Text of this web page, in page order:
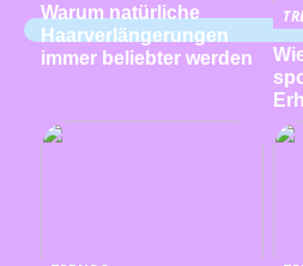
Warum natürliche
Haarverlängerungen
immer beliebter werden